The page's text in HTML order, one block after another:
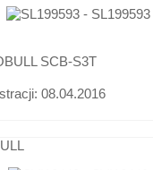
SCB-S3T
08.04.2016